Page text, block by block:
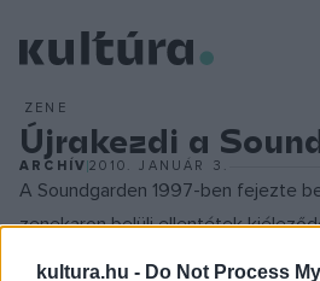
kultura.hu - Do Not Process
ZENE
Újrakezdi a
ARCHÍV2010. JANUÁR 3.
A Soundgarden 1997-ben fejezte
zenekaron belüli ellentétek
közös munkát. A zenészek